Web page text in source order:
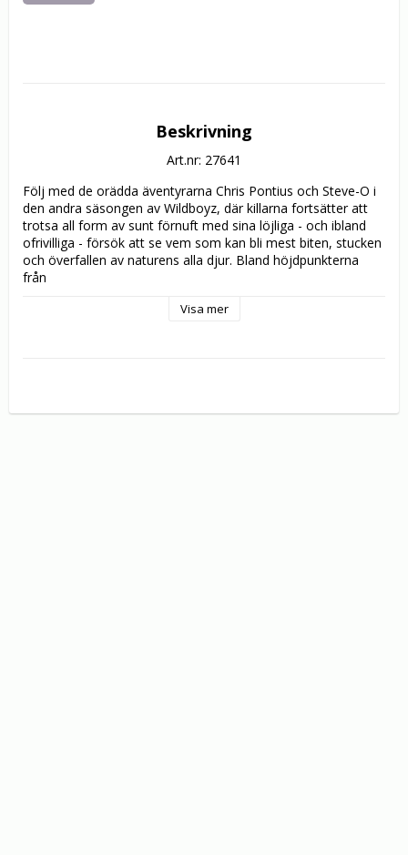
Beskrivning
Art.nr: 27641
Följ med de orädda äventyrarna Chris Pontius och Steve-O i
den andra säsongen av Wildboyz, där killarna fortsätter att
trotsa all form av sunt förnuft med sina löjliga - och ibland
ofrivilliga - försök att se vem som kan bli mest biten, stucken
och överfallen av naturens alla djur. Bland höjdpunkterna
från
Australien ser vi bland annat "Hindu Foot Lick", "Samburu
rykande färskt koblod på morgonen eller en grym
Visa mer